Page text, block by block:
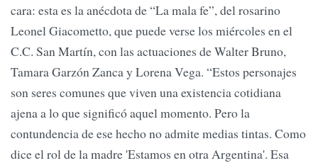
cara: esta es la anécdota de “La mala fe”, del rosarino
Leonel Giacometto, que puede verse los miércoles en el
C.C. San Martín, con las actuaciones de Walter Bruno,
Tamara Garzón Zanca y Lorena Vega. “Estos personajes
son seres comunes que viven una existencia cotidiana
ajena a lo que significó aquel momento. Pero la
contundencia de ese hecho no admite medias tintas. Como
dice el rol de la madre 'Estamos en otra Argentina'. Esa